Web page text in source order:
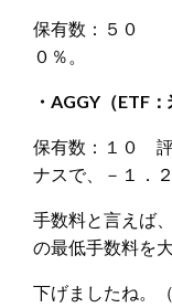
保有数：５０
０％。
・AGGY（ETF
保有数：１０ 評
ナスで、－１．
手数料と言えば、
の最低手数料を
下げましたね。